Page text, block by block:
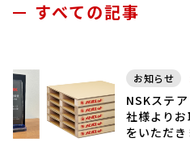
すべての記事
お知らせ
NSKステ
社様よりお
をいただき